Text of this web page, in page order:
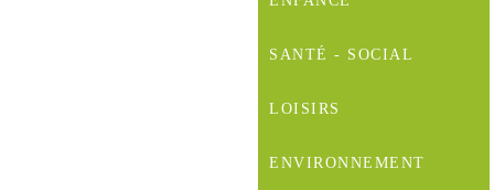
SANTÉ - SOCIAL
LOISIRS
ENVIRONNEMENT